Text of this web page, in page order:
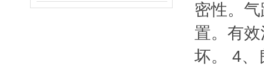
密性。
置。有
坏。 4、